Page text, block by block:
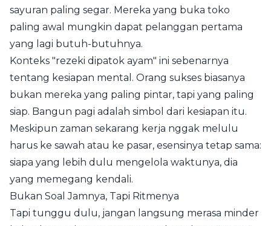
sayuran paling segar. Mereka yang buka toko
paling awal mungkin dapat pelanggan pertama
yang lagi butuh-butuhnya.
Konteks "rezeki dipatok ayam" ini sebenarnya
tentang kesiapan mental. Orang sukses biasanya
bukan mereka yang paling pintar, tapi yang paling
siap. Bangun pagi adalah simbol dari kesiapan itu.
Meskipun zaman sekarang kerja nggak melulu
harus ke sawah atau ke pasar, esensinya tetap sama:
siapa yang lebih dulu mengelola waktunya, dia
yang memegang kendali.
Bukan Soal Jamnya, Tapi Ritmenya
Tapi tunggu dulu, jangan langsung merasa minder